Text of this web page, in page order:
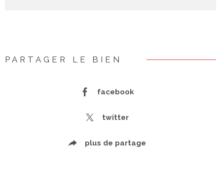
PARTAGER LE BIEN
facebook
twitter
plus de partage